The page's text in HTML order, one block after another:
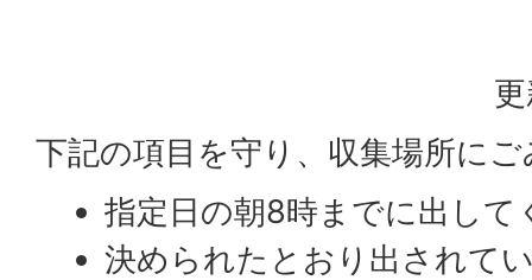
下記の項目を守り、収集場所に
指定日の朝8時までに出して
決められたとおり出されて